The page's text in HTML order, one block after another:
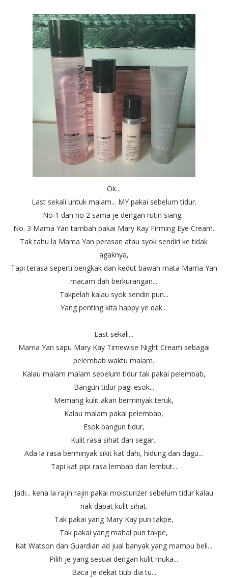
Ok...
Last sekali untuk malam... MY pakai sebelum tidur.
No 1 dan no 2 sama je dengan rutin siang.
No. 3 Mama Yan tambah pakai Mary Kay Firming Eye Cream.
Tak tahu la Mama Yan perasan atau syok sendiri ke tidak
agaknya,
Tapi terasa seperti bengkak dan kedut bawah mata Mama Yan
macam dah berkurangan...
Takpelah kalau syok sendiri pun...
Yang penting kita happy ye dak...
Last sekali...
Mama Yan sapu Mary Kay Timewise Night Cream sebagai
pelembab waktu malam.
Kalau malam malam sebelum tidur tak pakai pelembab,
Bangun tidur pagi esok...
Memang kulit akan berminyak teruk,
Kalau malam pakai pelembab,
Esok bangun tidur,
Kulit rasa sihat dan segar..
Ada la rasa berminyak sikit kat dahi, hidung dan dagu...
Tapi kat pipi rasa lembab dan lembut...
Jadi... kena la rajin rajin pakai moisturizer sebelum tidur kalau
nak dapat kulit sihat.
Tak pakai yang Mary Kay pun takpe,
Tak pakai yang mahal pun takpe,
Kat Watson dan Guardian ad jual banyak yang mampu beli...
Pilih je yang sesuai dengan kulit muka...
Baca je dekat tiub dia tu...